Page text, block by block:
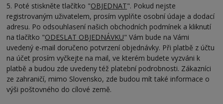
5. Poté stiskněte tlačítko "OBJEDNAT". Pokud nejste
registrovaným uživatelem, prosím vyplňte osobní údaje a dodací
adresu. Po odsouhlasení našich obchodních podmínek a kliknutí
na tlačítko "ODESLAT OBJEDNÁVKU" Vám bude na Vámi
uvedený e-mail doručeno potvrzení objednávky. Při platbě z účtu
na účet prosím vyčkejte na mail, ve kterém budete vyzváni k
platbě a budou zde uvedeny též platební podrobnosti. Zákazníci
ze zahraničí, mimo Slovensko, zde budou mít také informace o
výši poštovného do cílové země.